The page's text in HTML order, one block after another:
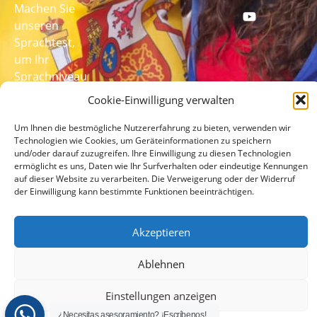
Cookie-Einwilligung verwalten
Um Ihnen die bestmögliche Nutzererfahrung zu bieten, verwenden wir
Technologien wie Cookies, um Geräteinformationen zu speichern
und/oder darauf zuzugreifen. Ihre Einwilligung zu diesen Technologien
ermöglicht es uns, Daten wie Ihr Surfverhalten oder eindeutige Kennungen
auf dieser Website zu verarbeiten. Die Verweigerung oder der Widerruf
der Einwilligung kann bestimmte Funktionen beeinträchtigen.
Akzeptieren
Ablehnen
Einstellungen anzeigen
Machen Sie
unseren
Sprachtest,
um Ihr
Sprachniveau
MACHEN
SIE HIER
DEN
TEST
© 2026 lcampus.co Alle Rechte vorbehalten.
¿Necesitas asesoramiento? ¡Escríbenos!